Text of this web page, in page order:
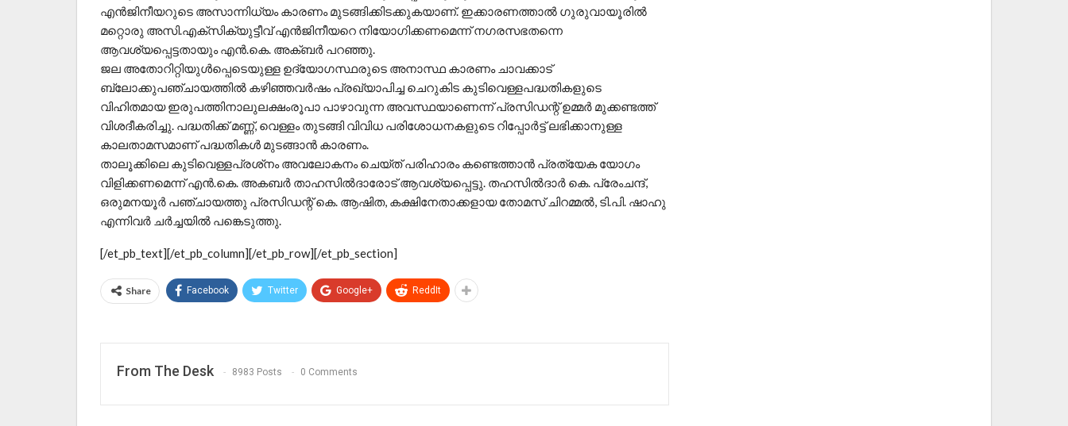
എന്‍ജിനീയറുടെ അസാന്നിധ്യം കാരണം മുടങ്ങിക്കിടക്കുകയാണ്. ഇക്കാരണത്താല്‍ ഗുരുവായൂരില്‍
മറ്റൊരു അസി.എക്‌സിക്യുട്ടീവ് എന്‍ജിനീയറെ നിയോഗിക്കണമെന്ന് നഗരസഭതന്നെ
ആവശ്യപ്പെട്ടതായും എന്‍.കെ. അക്ബര്‍ പറഞ്ഞു.
ജല അതോറിറ്റിയുള്‍പ്പെടെയുള്ള ഉദ്യോഗസ്ഥരുടെ അനാസ്ഥ കാരണം ചാവക്കാട്
ബ്ലോക്കുപഞ്ചായത്തില്‍ കഴിഞ്ഞവര്‍ഷം പ്രഖ്യാപിച്ച ചെറുകിട കുടിവെള്ളപദ്ധതികളുടെ
വിഹിതമായ ഇരുപത്തിനാലുലക്ഷംരൂപാ പാഴാവുന്ന അവസ്ഥയാണെന്ന് പ്രസിഡന്റ് ഉമ്മര്‍ മുക്കണ്ടത്ത്
വിശദീകരിച്ചു. പദ്ധതിക്ക് മണ്ണ്, വെള്ളം തുടങ്ങി വിവിധ പരിശോധനകളുടെ റിപ്പോര്‍ട്ട് ലഭിക്കാനുള്ള
കാലതാമസമാണ് പദ്ധതികള്‍ മുടങ്ങാന്‍ കാരണം.
താലൂക്കിലെ കുടിവെള്ളപ്രശ്‌നം അവലോകനം ചെയ്ത് പരിഹാരം കണ്ടെത്താന്‍ പ്രത്യേക യോഗം
വിളിക്കണമെന്ന് എന്‍.കെ. അകബര്‍ താഹസില്‍ദാരോട് ആവശ്യപ്പെട്ടു. തഹസില്‍ദാര്‍ കെ. പ്രേംചന്ദ്,
ഒരുമനയൂര്‍ പഞ്ചായത്തു പ്രസിഡന്റ് കെ. ആഷിത, കക്ഷിനേതാക്കളായ തോമസ് ചിറമ്മല്‍, ടി.പി. ഷാഹു
എന്നിവര്‍ ചര്‍ച്ചയില്‍ പങ്കെടുത്തു.
[/et_pb_text][/et_pb_column][/et_pb_row][/et_pb_section]
Share Facebook Twitter Google+ ReddIt
From The Desk 8983 Posts 0 Comments